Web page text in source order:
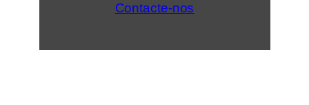
Contacte-nos